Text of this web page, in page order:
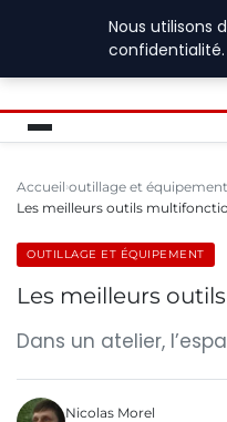
Accueil outillage et équipement
Les meilleurs outils
OUTILLAGE ET ÉQUIPEMENT
Les meilleurs
Dans un atelier,
Nicolas Morel
Nous utilisons
confidentialité.